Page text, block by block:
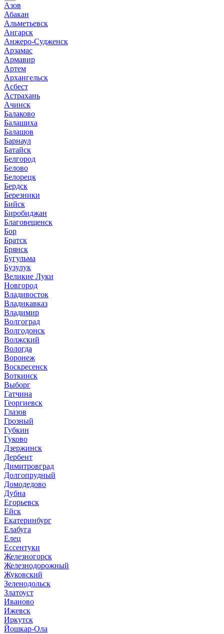
Азов
Абакан
Альметьевск
Ангарск
Анжеро-Судженск
Арзамас
Армавир
Артем
Архангельск
Асбест
Астрахань
Ачинск
Балаково
Балашиха
Балашов
Барнаул
Батайск
Белгород
Белово
Белорецк
Бердск
Березники
Бийск
Биробиджан
Благовещенск
Бор
Братск
Брянск
Бугульма
Бузулук
Великие Луки
Новгород
Владивосток
Владикавказ
Владимир
Волгоград
Волгодонск
Волжский
Вологда
Воронеж
Воскресенск
Воткинск
Выборг
Гатчина
Георгиевск
Глазов
Грозный
Губкин
Гуково
Дзержинск
Дербент
Димитровград
Долгопрудный
Домодедово
Дубна
Егорьевск
Ейск
Екатеринбург
Елабуга
Елец
Ессентуки
Железногорск
Железнодорожный
Жуковский
Зеленодольск
Златоуст
Иваново
Ижевск
Иркутск
Йошкар-Ола